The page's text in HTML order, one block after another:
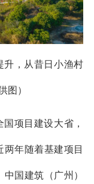
升，从昔日小渔村
图）
项目建设大省，
年随着基建项目
国建筑（广州）